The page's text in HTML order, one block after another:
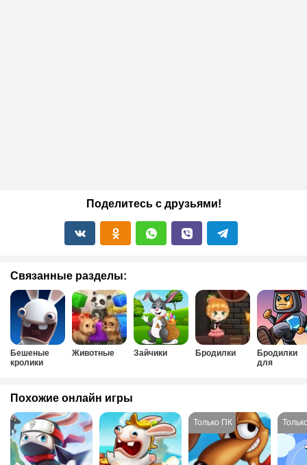
Поделитесь с друзьями!
Связанные разделы:
Бешеные
кролики
Животные Зайчики Бродилки
Бродилки
для
Похожие онлайн игры